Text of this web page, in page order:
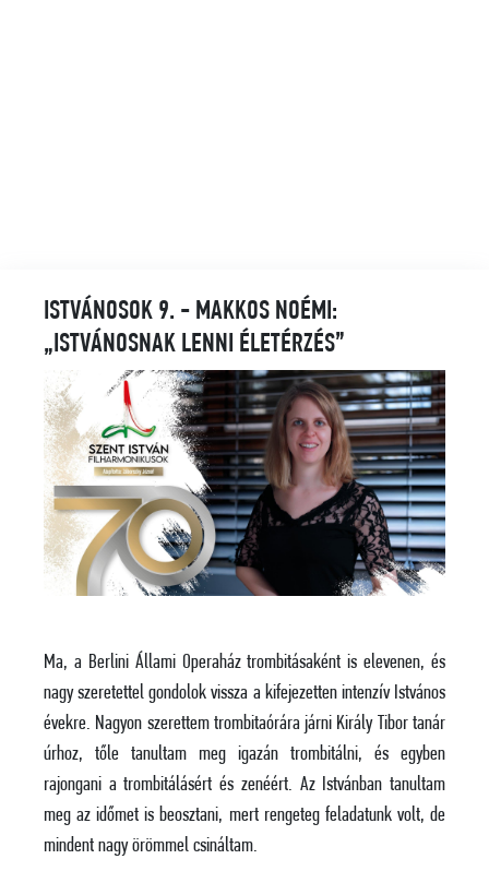
ISTVÁNOSOK 9. - MAKKOS NOÉMI:
„ISTVÁNOSNAK LENNI ÉLETÉRZÉS”
Ma, a Berlini Állami Operaház trombitásaként is elevenen, és
nagy szeretettel gondolok vissza a kifejezetten intenzív Istvános
évekre. Nagyon szerettem trombitaórára járni Király Tibor tanár
úrhoz, tőle tanultam meg igazán trombitálni, és egyben
rajongani a trombitálásért és zenéért. Az Istvánban tanultam
meg az időmet is beosztani, mert rengeteg feladatunk volt, de
mindent nagy örömmel csináltam.